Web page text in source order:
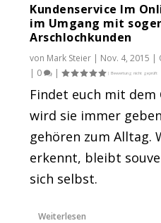
Kundenservice Im
im Umgang mit
Arschlochkunden
von Mark Steier | Nov. 4, 2015 |
| 0 |
Findet euch mit dem
wird sie immer
gehören zum Alltag.
erkennt, bleibt
sich selbst.
Weiterlesen